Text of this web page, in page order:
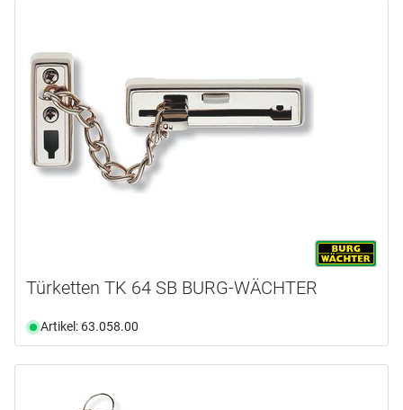
Türketten TK 64 SB BURG-WÄCHTER
Artikel: 63.058.00